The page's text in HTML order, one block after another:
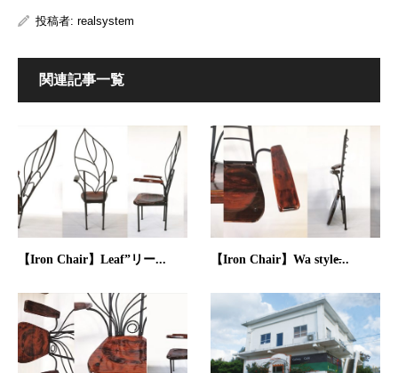
投稿者: realsystem
関連記事一覧
【Iron Chair】Leaf”リー... 【Iron Chair】Wa style̶...